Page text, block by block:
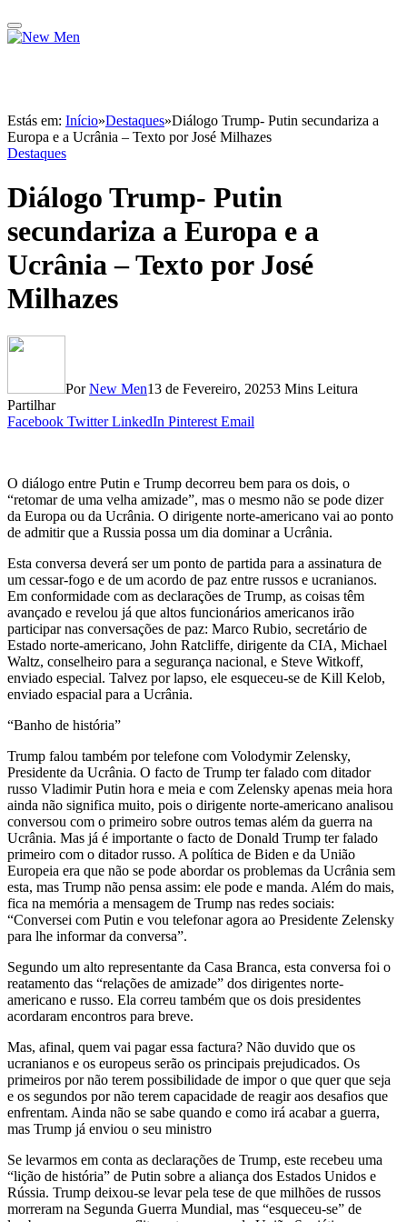
Estás em: Início»Destaques»Diálogo Trump- Putin secundariza a
Europa e a Ucrânia – Texto por José Milhazes
Destaques
Diálogo Trump- Putin
secundariza a Europa e a
Ucrânia – Texto por José
Milhazes
Por New Men13 de Fevereiro, 20253 Mins Leitura
Partilhar
Facebook Twitter LinkedIn Pinterest Email
O diálogo entre Putin e Trump decorreu bem para os dois, o
“retomar de uma velha amizade”, mas o mesmo não se pode dizer
da Europa ou da Ucrânia. O dirigente norte-americano vai ao ponto
de admitir que a Russia possa um dia dominar a Ucrânia.
Esta conversa deverá ser um ponto de partida para a assinatura de
um cessar-fogo e de um acordo de paz entre russos e ucranianos.
Em conformidade com as declarações de Trump, as coisas têm
avançado e revelou já que altos funcionários americanos irão
participar nas conversações de paz: Marco Rubio, secretário de
Estado norte-americano, John Ratcliffe, dirigente da CIA, Michael
Waltz, conselheiro para a segurança nacional, e Steve Witkoff,
enviado especial. Talvez por lapso, ele esqueceu-se de Kill Kelob,
enviado espacial para a Ucrânia.
“Banho de história”
Trump falou também por telefone com Volodymir Zelensky,
Presidente da Ucrânia. O facto de Trump ter falado com ditador
russo Vladimir Putin hora e meia e com Zelensky apenas meia hora
ainda não significa muito, pois o dirigente norte-americano analisou
conversou com o primeiro sobre outros temas além da guerra na
Ucrânia. Mas já é importante o facto de Donald Trump ter falado
primeiro com o ditador russo. A política de Biden e da União
Europeia era que não se pode abordar os problemas da Ucrânia sem
esta, mas Trump não pensa assim: ele pode e manda. Além do mais,
fica na memória a mensagem de Trump nas redes sociais:
“Conversei com Putin e vou telefonar agora ao Presidente Zelensky
para lhe informar da conversa”.
Segundo um alto representante da Casa Branca, esta conversa foi o
reatamento das “relações de amizade” dos dirigentes norte-
americano e russo. Ela correu também que os dois presidentes
acordaram encontros para breve.
Mas, afinal, quem vai pagar essa factura? Não duvido que os
ucranianos e os europeus serão os principais prejudicados. Os
primeiros por não terem possibilidade de impor o que quer que seja
e os segundos por não terem capacidade de reagir aos desafios que
enfrentam. Ainda não se sabe quando e como irá acabar a guerra,
mas Trump já enviou o seu ministro
Se levarmos em conta as declarações de Trump, este recebeu uma
“lição de história” de Putin sobre a aliança dos Estados Unidos e
Rússia. Trump deixou-se levar pela tese de que milhões de russos
morreram na Segunda Guerra Mundial, mas “esqueceu-se” de